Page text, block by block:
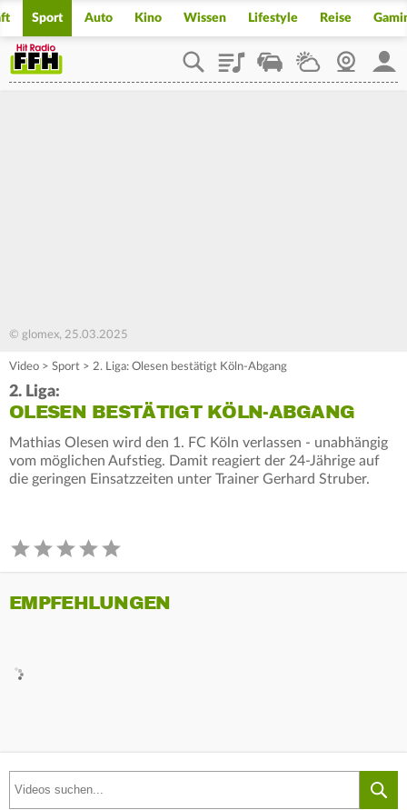
Sport Auto Kino Wissen Lifestyle Reise
PlaylistStaupilotWetterWebcam
© glomex, 25.03.2025
Video > Sport > 2. Liga: Olesen bestätigt Köln-Abgang
2. Liga:
OLESEN BESTÄTIGT KÖLN-ABGANG
Mathias Olesen wird den 1. FC Köln verlassen - unabhängig
vom möglichen Aufstieg. Damit reagiert der 24-Jährige auf
die geringen Einsatzzeiten unter Trainer Gerhard Struber.
EMPFEHLUNGEN